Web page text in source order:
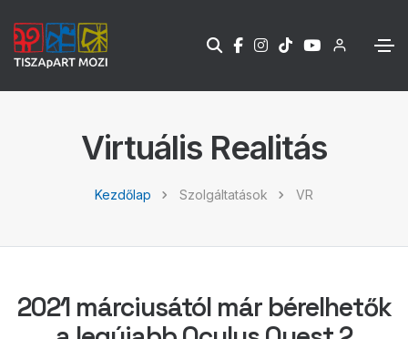
Virtuális Realitás
Kezdőlap Szolgáltatások VR
2021 márciusától már bérelhetők